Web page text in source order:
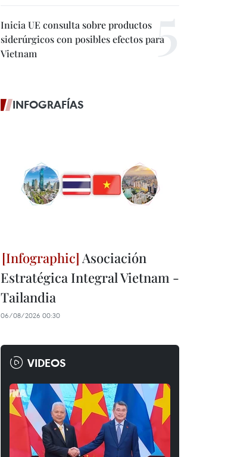
Inicia UE consulta sobre productos
siderúrgicos con posibles efectos para
Vietnam
INFOGRAFÍAS
Asociación
Estratégica Integral Vietnam -
Tailandia
06/08/2026 00:30
VIDEOS